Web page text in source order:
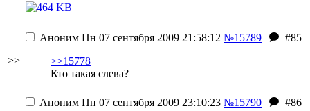
>>
Аноним Пн 07 сентября 2009 21:58:12 №15789
#85
>>15778
Кто такая слева?
Аноним Пн 07 сентября 2009 23:10:23 №15790
#86